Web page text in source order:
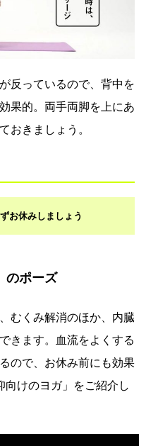
反っているので、背中を
果的。両手両脚を上にあ
おきましょう。
お休みしましょう
のポーズ
むくみ解消のほか、内臓
きます。血流をよくする
ので、お休み前にも効果
向けのヨガ」をご紹介し